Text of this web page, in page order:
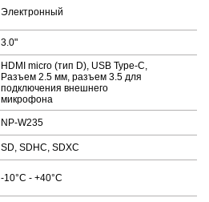
Электронный
3.0"
HDMI micro (тип D), USB Type-C,
Разъем 2.5 мм, разъем 3.5 для
подключения внешнего
микрофона
NP-W235
SD, SDHC, SDXC
-10°C - +40°C